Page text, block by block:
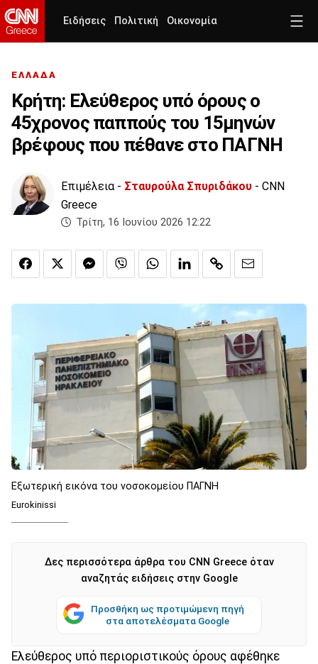
Ειδήσεις Πολιτική Οικονομία
ΕΛΛΑΔΑ
Κρήτη: Ελεύθερος υπό όρους ο
45χρονος παππούς του 15μηνών
βρέφους που πέθανε στο ΠΑΓΝΗ
Επιμέλεια - Σταυρούλα Σπυριδάκου - CNN
Greece
Τρίτη, 16 Ιουνίου 2026 12:22
Εξωτερική εικόνα του νοσοκομείου ΠΑΓΝΗ
Eurokinissi
Δες περισσότερα άρθρα του CNN Greece όταν
αναζητάς ειδήσεις στην Google
Προσθήκη ως προτιμώμενη πηγή
στα αποτελέσματα Google
Ελεύθερος υπό περιοριστικούς όρους αφέθηκε